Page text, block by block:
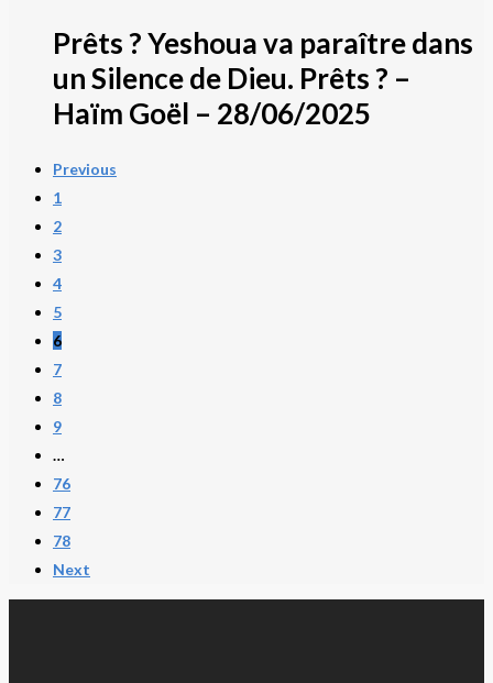
Prêts ? Yeshoua va paraître dans
un Silence de Dieu. Prêts ? –
Haïm Goël – 28/06/2025
Previous
1
2
3
4
5
6
7
8
9
…
76
77
78
Next